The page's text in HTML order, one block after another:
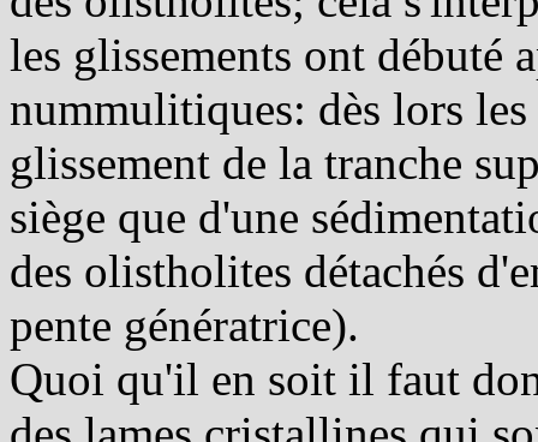
les glissements ont débuté
nummulitiques: dès lors les
glissement de la tranche
siège que d'une
des olistholites détachés
pente génératrice).
Quoi qu'il en soit il faut